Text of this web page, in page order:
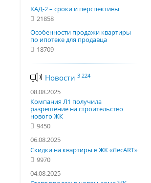
КАД-2 – сроки и перспективы
21858
Особенности продажи квартиры
по ипотеке для продавца
18709
Новости 3 224
08.08.2025
Компания Л1 получила
разрешение на строительство
нового ЖК
9450
06.08.2025
Скидки на квартиры в ЖК «ЛесART»
9970
04.08.2025